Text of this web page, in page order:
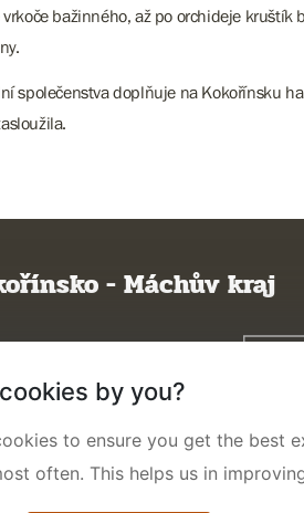
bažinného, až po orchideje kruštík
společenstva doplňuje na Kokořínsku
- Máchův kraj
by you?
to ensure you get the best
often. This helps us in